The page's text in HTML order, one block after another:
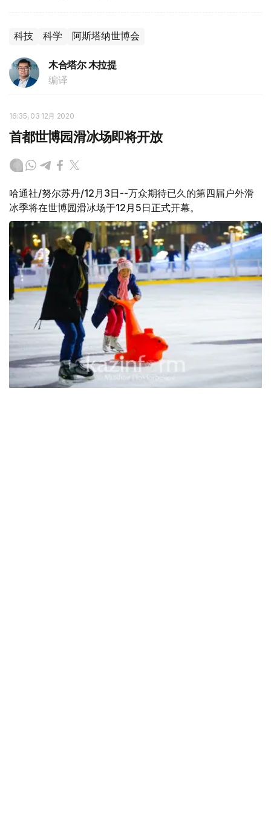
科技 科学 阿斯塔纳世博会
木合塔尔 木拉提
编译
16:35, 03 12月 2020
首都世博园滑冰场即将开放
哈通社/努尔苏丹/12月3日--万众期待已久的第四届户外滑
冰季将在世博园滑冰场于12月5日正式开幕。